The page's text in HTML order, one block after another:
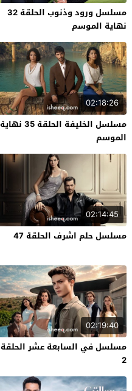
مسلسل ورود وذنوب الحلقة 32
نهاية الموسم
02:18:26
مسلسل الخليفة الحلقة 35 نهاية
الموسم
02:14:45
مسلسل حلم اشرف الحلقة 47
02:19:40
مسلسل في السابعة عشر الحلقة
2